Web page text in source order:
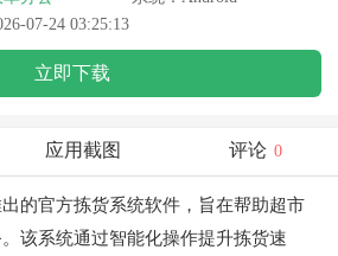
07-24 03:25:13
立即下载
应用截图 评论 0
的官方拣货系统软件，旨在帮助超市
该系统通过智能化操作提升拣货速